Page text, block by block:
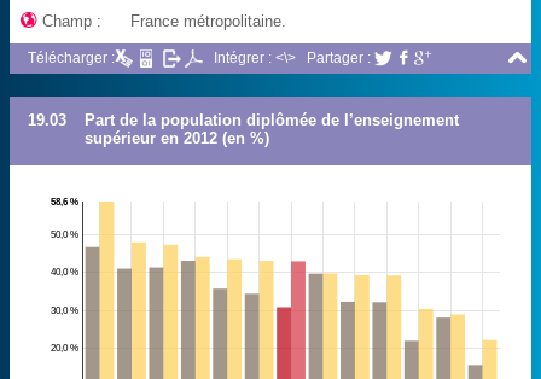
 Champ : France métropolitaine.

Télécharger : Intégrer : <\> Partager :   
19.03
Part de la population diplômée de l’enseignement
supérieur en 2012 (en %)
20,0 %
30,0 %
40,0 %
50,0 %
58,6 %